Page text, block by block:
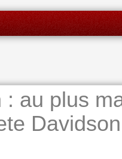
au plus